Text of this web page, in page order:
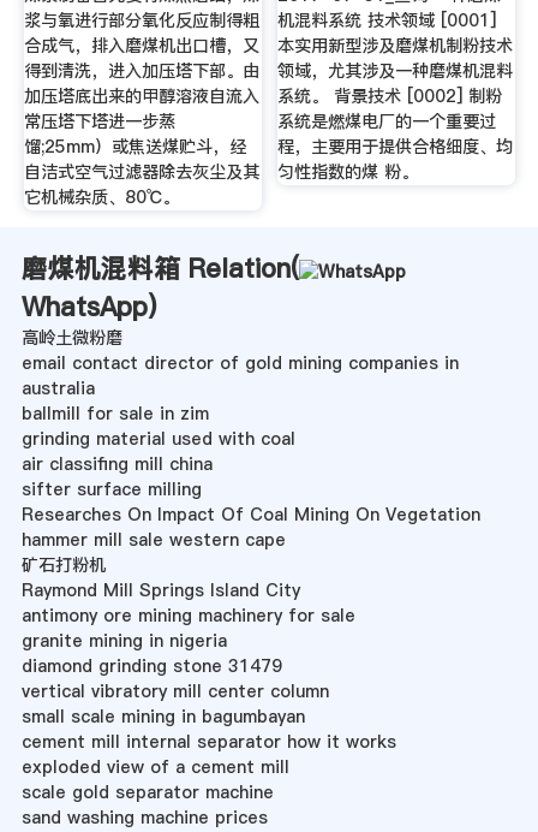
浆与氧进行部分氧化反应制得粗
合成气，排入磨煤机出口槽，又
得到清洗，进入加压塔下部。由
加压塔底出来的甲醇溶液自流入
常压塔下塔进一步蒸
馏;25mm）或焦送煤贮斗，经
自洁式空气过滤器除去灰尘及其
它机械杂质、80℃。
机混料系统 技术领域 [0001]
本实用新型涉及磨煤机制粉技术
领域，尤其涉及一种磨煤机混料
系统。 背景技术 [0002] 制粉
系统是燃煤电厂的一个重要过
程，主要用于提供合格细度、均
匀性指数的煤 粉。
磨煤机混料箱 Relation(
WhatsApp)
高岭土微粉磨
email contact director of gold mining companies in
australia
ballmill for sale in zim
grinding material used with coal
air classifing mill china
sifter surface milling
Researches On Impact Of Coal Mining On Vegetation
hammer mill sale western cape
矿石打粉机
Raymond Mill Springs Island City
antimony ore mining machinery for sale
granite mining in nigeria
diamond grinding stone 31479
vertical vibratory mill center column
small scale mining in bagumbayan
cement mill internal separator how it works
exploded view of a cement mill
scale gold separator machine
sand washing machine prices